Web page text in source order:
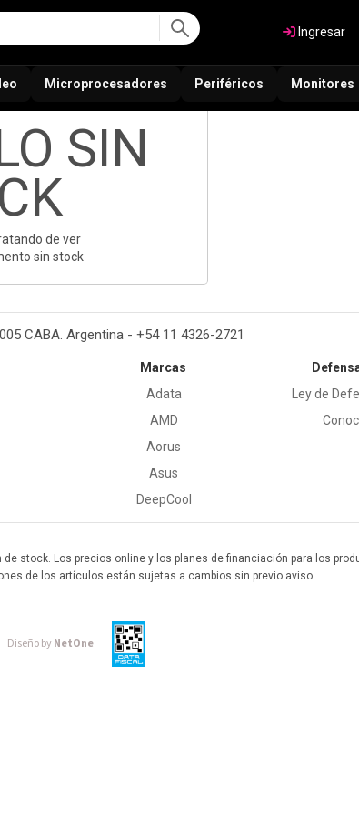
Ingresar
Microprocesadores Periféricos Monitores
SIN
de ver
sin stock
CABA. Argentina - +54 11 4326-2721
Marcas
Adata
AMD
Aorus
Asus
DeepCool
Ley de
stock. Los precios online y los planes de financiación para los
de los artículos están sujetas a cambios sin previo aviso.
Diseño byNetOne